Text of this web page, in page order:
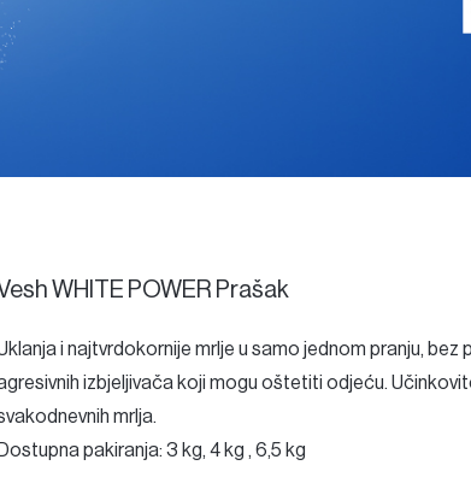
WHITE POWER Prašak
i najtvrdokornije mrlje u samo jednom pranju,
izbjeljivača koji mogu oštetiti odjeću.
mrlja.
Dostupna pakiranja: 3 kg, 4 kg , 6,5 kg